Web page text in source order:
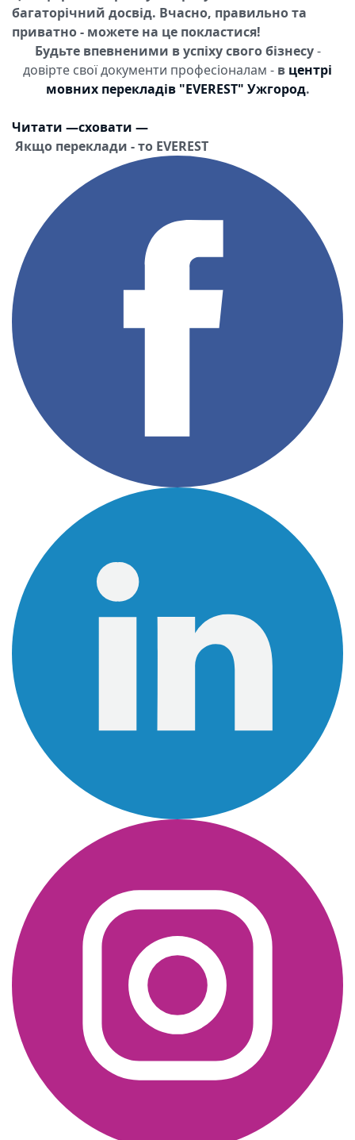
багаторічний досвід. Вчасно, правильно та
приватно - можете на це покластися!
Будьте впевненими в успіху свого бізнесу -
довірте свої документи професіоналам - в центрі
мовних перекладів "EVEREST" Ужгород.
Читати —сховати —
Якщо переклади - то EVEREST